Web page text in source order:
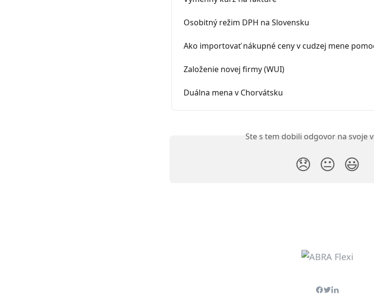
Osobitný režim DPH na Slovensku
Ako importovať nákupné ceny v cudzej mene
Založenie novej firmy (WUI)
Duálna mena v Chorvátsku
Ste s tem dobili odgovor na svoje
😞 😐 😃